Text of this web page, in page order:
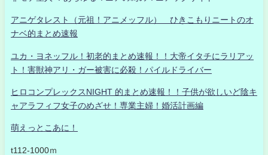
アニゲタレスト（元祖！アニメッフル） ひきこもりニートのオ
ナベ的まとめ速報
ユカ・ヨネッフル！初老的まとめ速報！！大帝イタチにラリアッ
ト！害獣神アリ・ガー被害に必殺！パイルドライバー
ヒロコンプレックスNIGHT 的まとめ速報！！子供が欲しいど陰キ
ャアラフィフ女子のめざせ！専業主婦！婚活計画編
萌えっとこあに！
t112-1000ｍ